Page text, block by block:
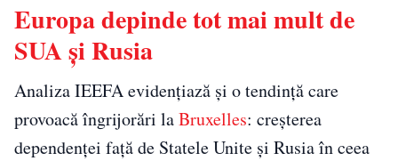
Europa depinde tot mai mult de
SUA și Rusia
Analiza IEEFA evidențiază și o tendință care
provoacă îngrijorări laBruxelles: creșterea
dependenței față de Statele Unite și Rusia în ceea